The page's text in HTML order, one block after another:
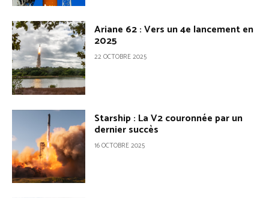
Ariane 62 : Vers un 4e lancement en
2025
22 OCTOBRE 2025
Starship : La V2 couronnée par un
dernier succès
16 OCTOBRE 2025